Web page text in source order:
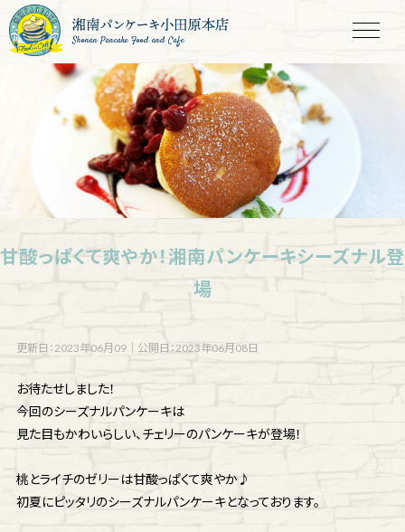
Shonan Pancake Food and Cafe
甘酸っぱくて爽やか！湘南パンケーキシーズナル登
場
更新日：2023年06月09｜ 公開日：2023年06月08日
お待たせしました！
今回のシーズナルパンケーキは
見た目もかわいらしい、チェリーのパンケーキが登場！
桃とライチのゼリーは甘酸っぱくて爽やか♪
初夏にピッタリのシーズナルパンケーキとなっております。